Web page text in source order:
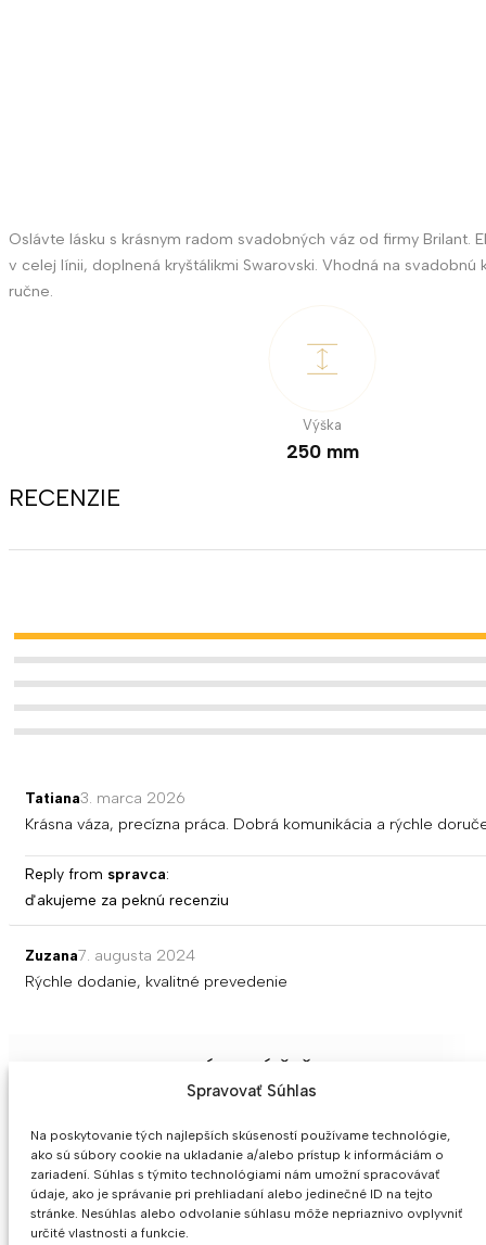
Spravovať Súhlas
Na poskytovanie tých najlepších skúseností používame technológie,
ako sú súbory cookie na ukladanie a/alebo prístup k informáciám o
zariadení. Súhlas s týmito technológiami nám umožní spracovávať
údaje, ako je správanie pri prehliadaní alebo jedinečné ID na tejto
stránke. Nesúhlas alebo odvolanie súhlasu môže nepriaznivo ovplyvniť
určité vlastnosti a funkcie.
Oslávte lásku s krásnym radom svadobných váz od firmy
v celej línii, doplnená kryštálikmi Swarovski. Vhodná na
ručne.
Výška
250 mm
RECENZIE
Tatiana3. marca 2026
Krásna váza, precízna práca. Dobrá komunikácia a rýchle
Reply from spravca:
ďakujeme za peknú recenziu
Zuzana7. augusta 2024
Rýchle dodanie, kvalitné prevedenie